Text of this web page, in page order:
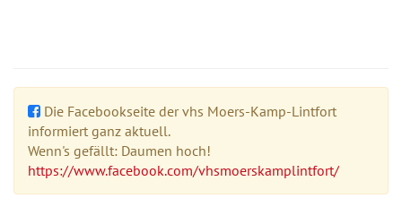
Die Facebookseite der vhs Moers-Kamp-Lintfort
informiert ganz aktuell.
Wenn's gefällt: Daumen hoch!
https://www.facebook.com/vhsmoerskamplintfort/